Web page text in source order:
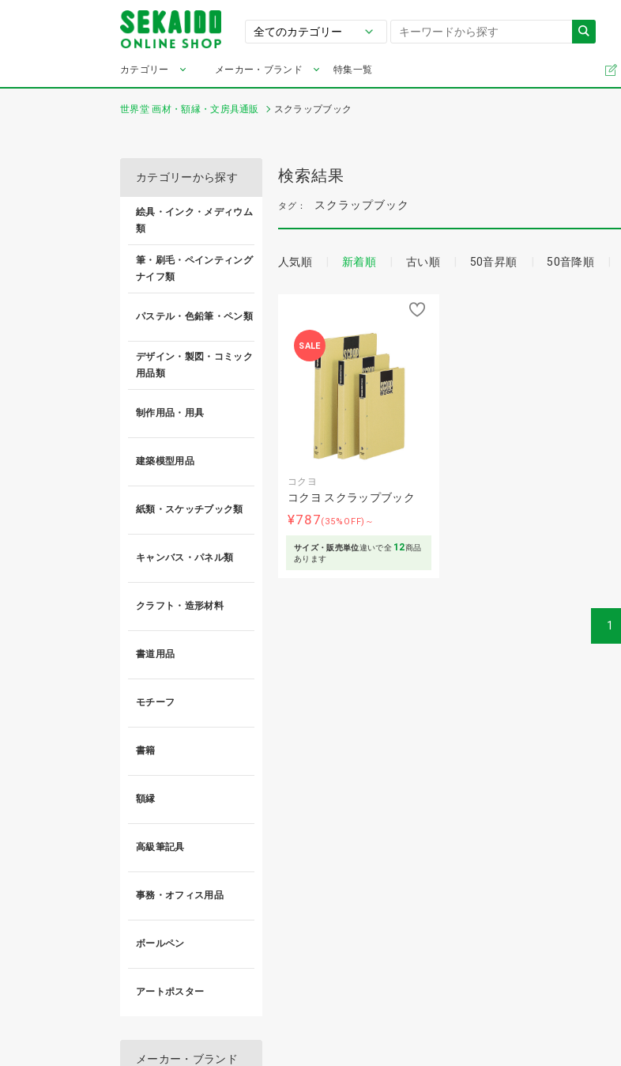
カテゴリー メーカー・ブランド 特集一覧
世界堂 画材・額縁・文房具通販 スクラップブック
検索結果
タグ： スクラップブック
人気順 新着順 古い順 50音昇順 50音降順
SALE
コクヨ
コクヨ スクラップブック
¥787(35%OFF)～
サイズ・販売単位違いで全 12商品
あります
1
カテゴリーから探す
絵具・インク・メディウム
類
筆・刷毛・ペインティング
ナイフ類
パステル・色鉛筆・ペン類
デザイン・製図・コミック
用品類
制作用品・用具
建築模型用品
紙類・スケッチブック類
キャンバス・パネル類
クラフト・造形材料
書道用品
モチーフ
書籍
額縁
高級筆記具
事務・オフィス用品
ボールペン
アートポスター
メーカー・ブランド